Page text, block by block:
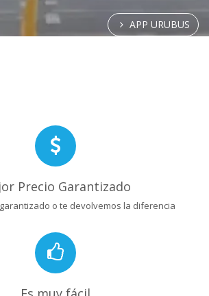
APP URUBUS
Precio Garantizado
o te devolvemos la diferencia